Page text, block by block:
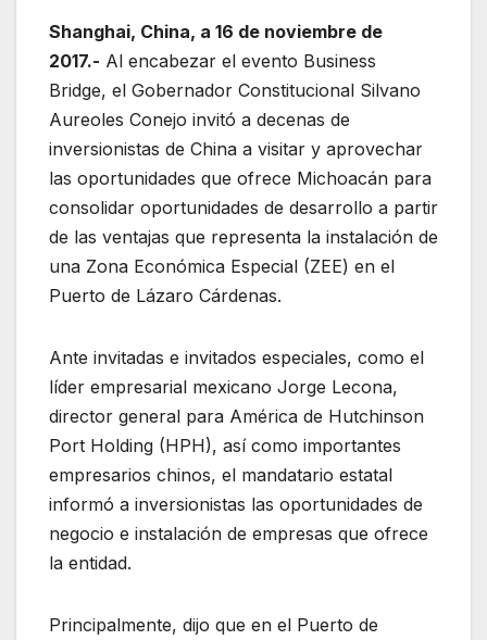
Shanghai, China, a 16 de noviembre de
2017.- Al encabezar el evento Business
Bridge, el Gobernador Constitucional Silvano
Aureoles Conejo invitó a decenas de
inversionistas de China a visitar y aprovechar
las oportunidades que ofrece Michoacán para
consolidar oportunidades de desarrollo a partir
de las ventajas que representa la instalación de
una Zona Económica Especial (ZEE) en el
Puerto de Lázaro Cárdenas.
Ante invitadas e invitados especiales, como el
líder empresarial mexicano Jorge Lecona,
director general para América de Hutchinson
Port Holding (HPH), así como importantes
empresarios chinos, el mandatario estatal
informó a inversionistas las oportunidades de
negocio e instalación de empresas que ofrece
la entidad.
Principalmente, dijo que en el Puerto de